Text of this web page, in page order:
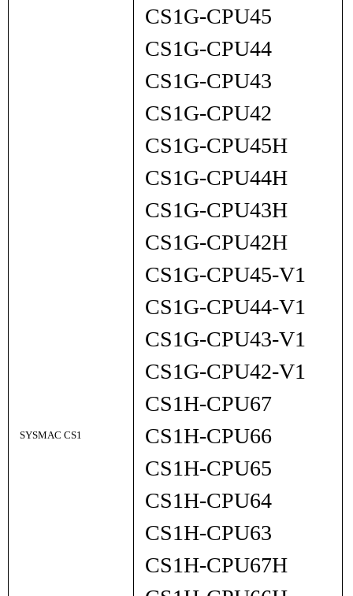
SYSMAC CS1
CS1G-CPU45
CS1G-CPU44
CS1G-CPU43
CS1G-CPU42
CS1G-CPU45H
CS1G-CPU44H
CS1G-CPU43H
CS1G-CPU42H
CS1G-CPU45-V1
CS1G-CPU44-V1
CS1G-CPU43-V1
CS1G-CPU42-V1
CS1H-CPU67
CS1H-CPU66
CS1H-CPU65
CS1H-CPU64
CS1H-CPU63
CS1H-CPU67H